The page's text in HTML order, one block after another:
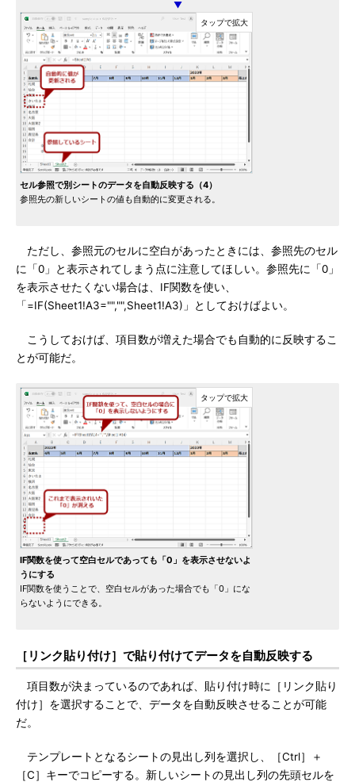
▼
セル参照で別シートのデータを自動反映する（4）
参照先の新しいシートの値も自動的に変更される。
ただし、参照元のセルに空白があったときには、参照先のセル
に「0」と表示されてしまう点に注意してほしい。参照先に「0」
を表示させたくない場合は、IF関数を使い、
「=IF(Sheet1!A3="","",Sheet1!A3)」としておけばよい。
こうしておけば、項目数が増えた場合でも自動的に反映するこ
とが可能だ。
IF関数を使って空白セルであっても「0」を表示させないよ
うにする
IF関数を使うことで、空白セルがあった場合でも「0」にな
らないようにできる。
［リンク貼り付け］で貼り付けてデータを自動反映する
項目数が決まっているのであれば、貼り付け時に［リンク貼り
付け］を選択することで、データを自動反映させることが可能
だ。
テンプレートとなるシートの見出し列を選択し、［Ctrl］＋
［C］キーでコピーする。新しいシートの見出し列の先頭セルを